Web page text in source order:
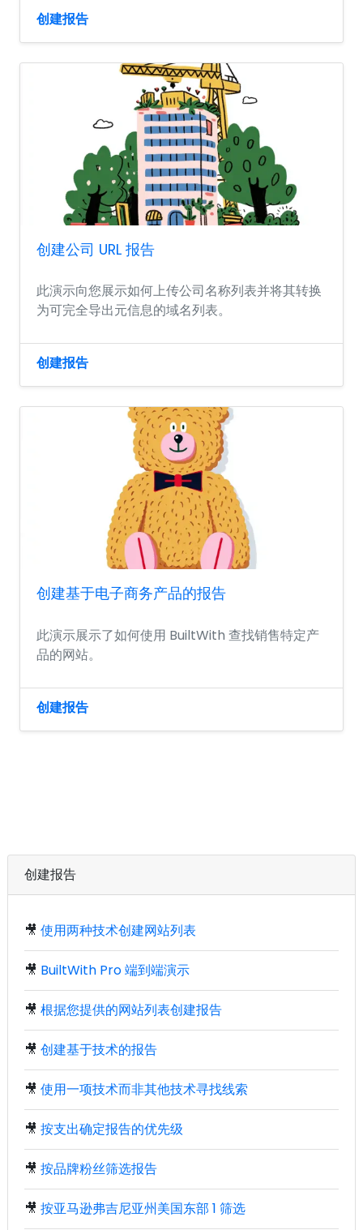
创建报告
创建公司 URL 报告
此演示向您展示如何上传公司名称列表并将其转换
为可完全导出元信息的域名列表。
创建报告
创建基于电子商务产品的报告
此演示展示了如何使用 BuiltWith 查找销售特定产
品的网站。
创建报告
创建报告
🎥 使用两种技术创建网站列表
🎥 BuiltWith Pro 端到端演示
🎥 根据您提供的网站列表创建报告
🎥 创建基于技术的报告
🎥 使用一项技术而非其他技术寻找线索
🎥 按支出确定报告的优先级
🎥 按品牌粉丝筛选报告
🎥 按亚马逊弗吉尼亚州美国东部 1 筛选